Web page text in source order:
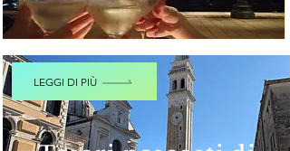
LEGGI DI PIÙ